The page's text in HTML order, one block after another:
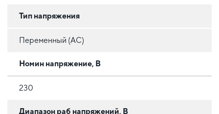
Тип напряжения
Переменный (AC)
Номин напряжение, В
230
Диапазон раб напряжений, В